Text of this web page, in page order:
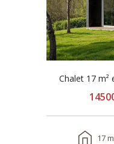
Chalet 17 m²
17